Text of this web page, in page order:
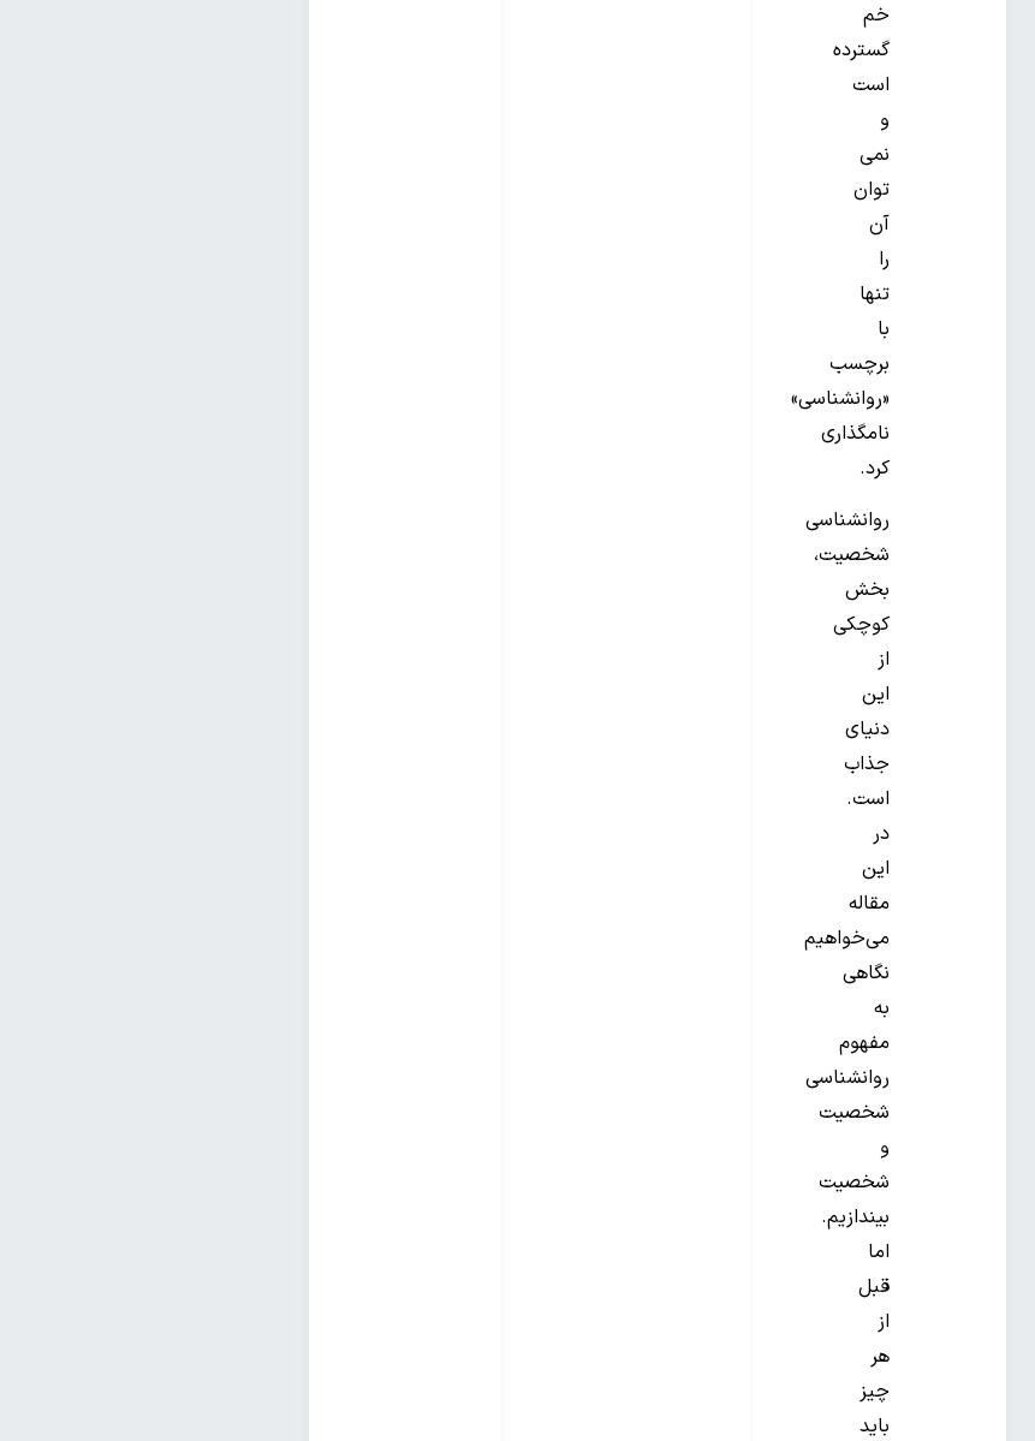
خم
گسترده
است
و
نمی
توان
آن
را
تنها
با
برچسب
«روانشناسی»
نامگذاری
کرد.
روانشناسی
شخصیت،
بخش
کوچکی
از
این
دنیای
جذاب
است.
در
این
مقاله
می‌خواهیم
نگاهی
به
مفهوم
روانشناسی
شخصیت
و
شخصیت
بیندازیم.
اما
قبل
از
هر
چیز
باید